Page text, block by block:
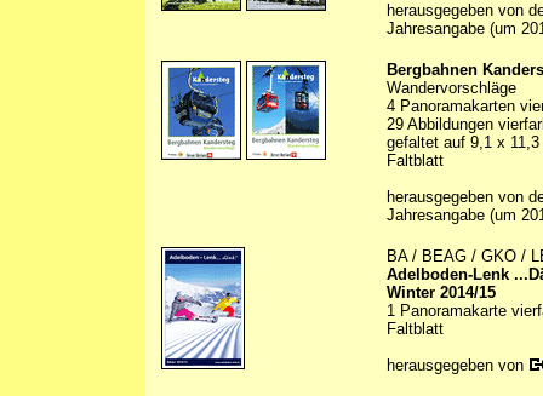
herausgegeben von
Jahresangabe (um
Bergbahnen
Wandervorschläge
4 Panoramakarten
29 Abbildungen
gefaltet auf 9,1 x
Faltblatt
herausgegeben von
Jahresangabe (um
BA / BEAG / GKO /
Adelboden-Lenk
Winter 2014/15
1 Panoramakarte
Faltblatt
herausgegeben von